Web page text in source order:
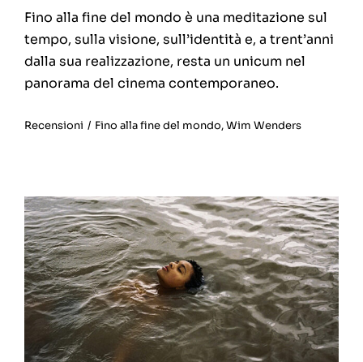
Fino alla fine del mondo è una meditazione sul
tempo, sulla visione, sull’identità e, a trent’anni
dalla sua realizzazione, resta un unicum nel
panorama del cinema contemporaneo.
Recensioni / Fino alla fine del mondo,Wim Wenders